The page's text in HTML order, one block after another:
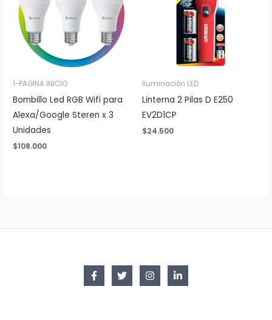
1-PAGINA INICIO
Bombillo Led RGB Wifi para
Alexa/Google Steren x 3
Unidades
$108.000
Iluminación LED
Linterna 2 Pilas D E250
EV2D1CP
$24.500